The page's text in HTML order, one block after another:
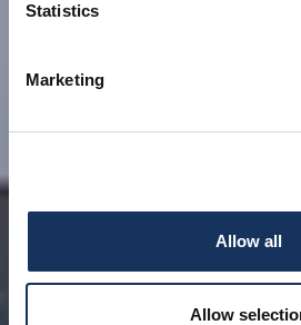
Statistics
Marketing
Allow all
Allow